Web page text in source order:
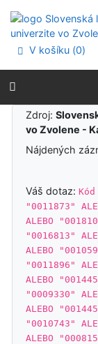
Prejsť na menu
Prehlásenie o
V košíku (0)
Zdroj:
vo Zvolene -
Nájdených
Váš dotaz:
"0011873"
ALEBO
"0016813"
ALEBO
"0011896"
ALEBO
"0009330"
ALEBO
"0010743"
ALEBO